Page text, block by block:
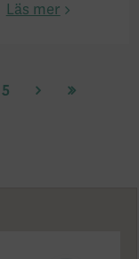
Läs mer
5